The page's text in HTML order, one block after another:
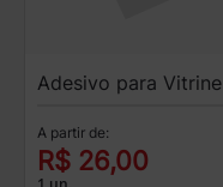
Adesivo para Vitrine
A partir de:
R$ 26,00